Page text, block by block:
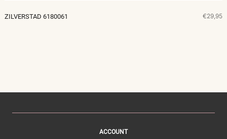
ZILVERSTAD 6180061 €29,95
ACCOUNT